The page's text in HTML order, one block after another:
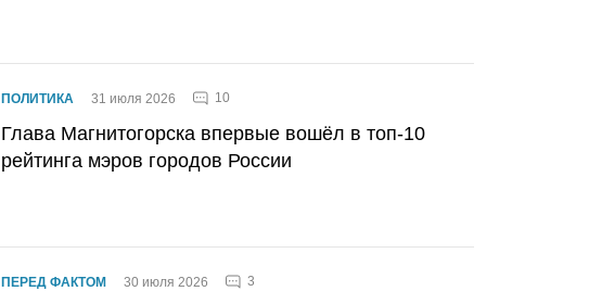
ПОЛИТИКА 31 июля 2026 10
Глава Магнитогорска впервые вошёл в топ-10
рейтинга мэров городов России
ПЕРЕД ФАКТОМ 30 июля 2026 3